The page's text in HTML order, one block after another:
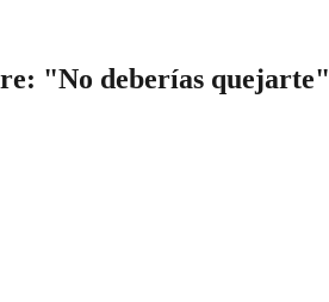
"No deberías quejarte"